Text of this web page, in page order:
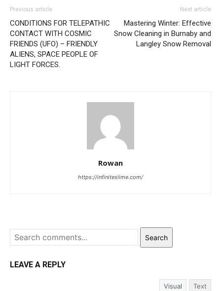
Previous article
CONDITIONS FOR TELEPATHIC
CONTACT WITH COSMIC
FRIENDS (UFO) – FRIENDLY
ALIENS, SPACE PEOPLE OF
LIGHT FORCES.
Next article
Mastering Winter: Effective
Snow Cleaning in Burnaby and
Langley Snow Removal
Rowan
https://infiniteslime.com/
Search
LEAVE A REPLY
Visual Text